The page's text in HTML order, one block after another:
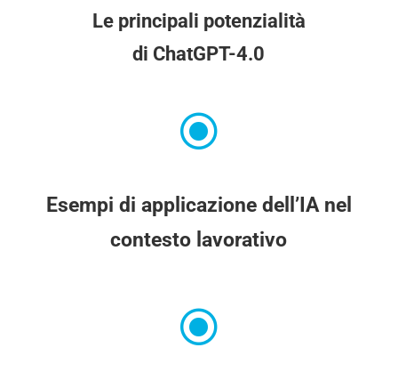
Le principali potenzialità
di ChatGPT-4.0
\
Esempi di applicazione dell’IA nel
contesto lavorativo
\